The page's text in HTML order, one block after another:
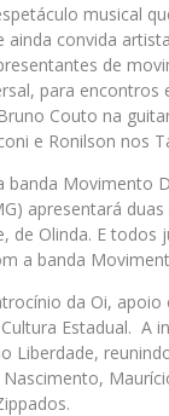
musical
convida
de
para
Couto na
e Ronilson nos
Movimento
apresentará
de Olinda. E
a banda
da Oi,
Estadual. A
Liberdade,